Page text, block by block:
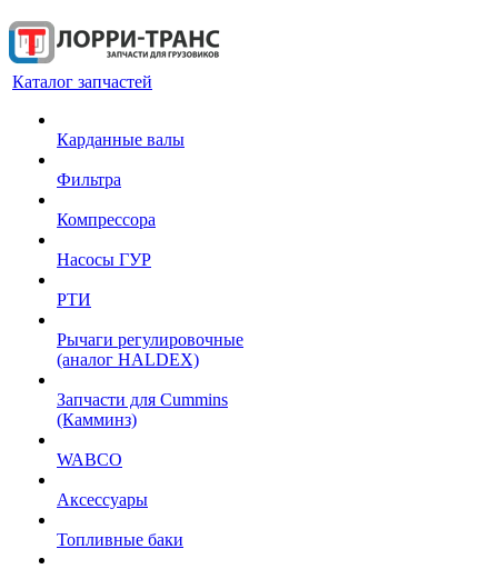
Каталог запчастей
Карданные валы
Фильтра
Компрессора
Насосы ГУР
РТИ
Рычаги регулировочные
(аналог HALDEX)
Запчасти для Cummins
(Камминз)
WABCO
Аксессуары
Топливные баки